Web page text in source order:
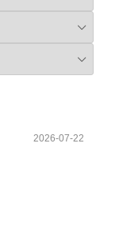
2026-07-22